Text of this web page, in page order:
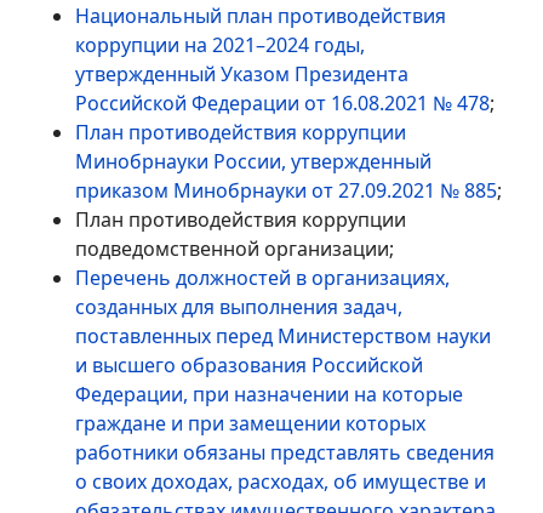
Национальный план противодействия
коррупции на 2021–2024 годы,
утвержденный Указом Президента
Российской Федерации от 16.08.2021 № 478;
План противодействия коррупции
Минобрнауки России, утвержденный
приказом Минобрнауки от 27.09.2021 № 885;
План противодействия коррупции
подведомственной организации;
Перечень должностей в организациях,
созданных для выполнения задач,
поставленных перед Министерством науки
и высшего образования Российской
Федерации, при назначении на которые
граждане и при замещении которых
работники обязаны представлять сведения
о своих доходах, расходах, об имуществе и